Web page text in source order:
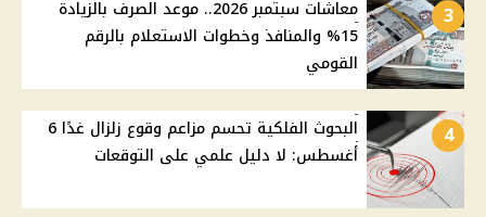
3
معاشات سبتمبر 2026.. موعد الصرف بالزيادة
15% والمنافذ وخطوات الاستعلام بالرقم
القومي
4
البحوث الفلكية تحسم مزاعم وقوع زلزال غدًا 6
أغسطس: لا دليل علمي على التوقعات